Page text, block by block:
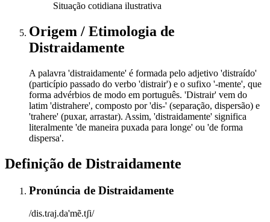
Situação cotidiana ilustrativa
Origem / Etimologia de
Distraidamente
A palavra 'distraidamente' é formada pelo adjetivo 'distraído'
(particípio passado do verbo 'distrair') e o sufixo '-mente', que
forma advérbios de modo em português. 'Distrair' vem do
latim 'distrahere', composto por 'dis-' (separação, dispersão) e
'trahere' (puxar, arrastar). Assim, 'distraidamente' significa
literalmente 'de maneira puxada para longe' ou 'de forma
dispersa'.
Definição de Distraidamente
Pronúncia de Distraidamente
/dis.tɾaj.da'mẽ.tʃi/